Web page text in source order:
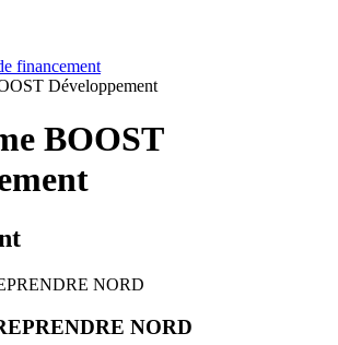
financement
Développement
BOOST
NORD